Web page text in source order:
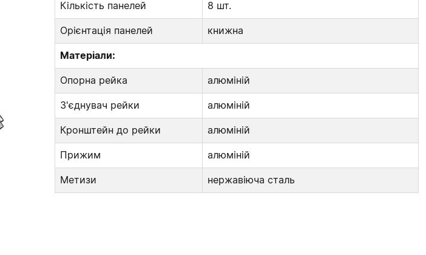
Кількість панелей 8 шт.
Орієнтація панелей книжна
Матеріали:
Опорна рейка алюміній
З'єднувач рейки алюміній
Кронштейн до рейки алюміній
Прижим алюміній
Метизи нержавіюча сталь